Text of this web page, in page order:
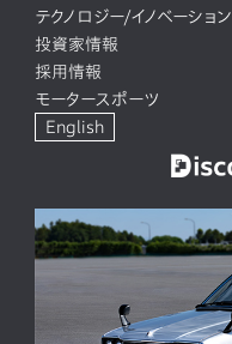
テクノロジー/イノベーション
投資家情報
採用情報
モータースポーツ
English